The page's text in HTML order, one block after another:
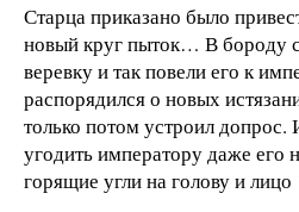
Старца приказано было
новый круг пыток… В бороду
веревку и так повели его к
распорядился о новых
только потом устроил допрос.
угодить императору даже его
горящие угли на голову и